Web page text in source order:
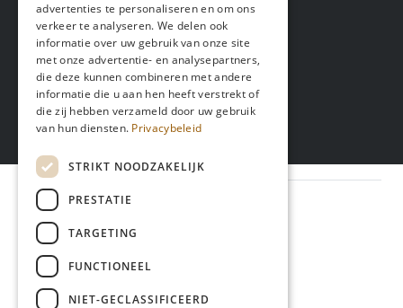
Specialty Koffie kwaliteit
Contact
Werkdagen 10:00 – 17:00
043 306 1589
info@bokkerijder.nl
advertenties te personaliseren en om ons
verkeer te analyseren. We delen ook
informatie over uw gebruik van onze site
met onze advertentie- en analysepartners,
die deze kunnen combineren met andere
informatie die u aan hen heeft verstrekt of
die zij hebben verzameld door uw gebruik
van hun diensten. Privacybeleid
STRIKT NOODZAKELIJK
PRESTATIE
TARGETING
FUNCTIONEEL
NIET-GECLASSIFICEERD